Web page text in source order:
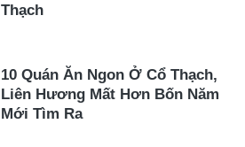
Thạch
10 Quán Ăn Ngon Ở Cổ Thạch,
Liên Hương Mất Hơn Bốn Năm
Mới Tìm Ra